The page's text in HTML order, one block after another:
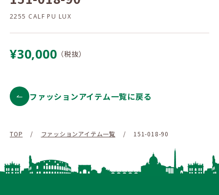
2255 CALF PU LUX
¥30,000 （税抜）
ファッションアイテム一覧に戻る
TOP / ファッションアイテム一覧 / 151-018-90